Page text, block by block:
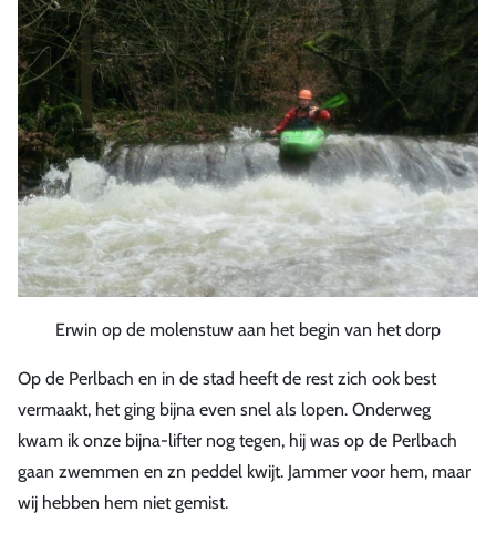
Erwin op de molenstuw aan het begin van het dorp
Op de Perlbach en in de stad heeft de rest zich ook best
vermaakt, het ging bijna even snel als lopen. Onderweg
kwam ik onze bijna-lifter nog tegen, hij was op de Perlbach
gaan zwemmen en zn peddel kwijt. Jammer voor hem, maar
wij hebben hem niet gemist.